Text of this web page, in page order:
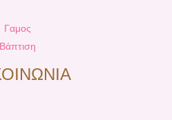
Γαμος
Βάπτιση